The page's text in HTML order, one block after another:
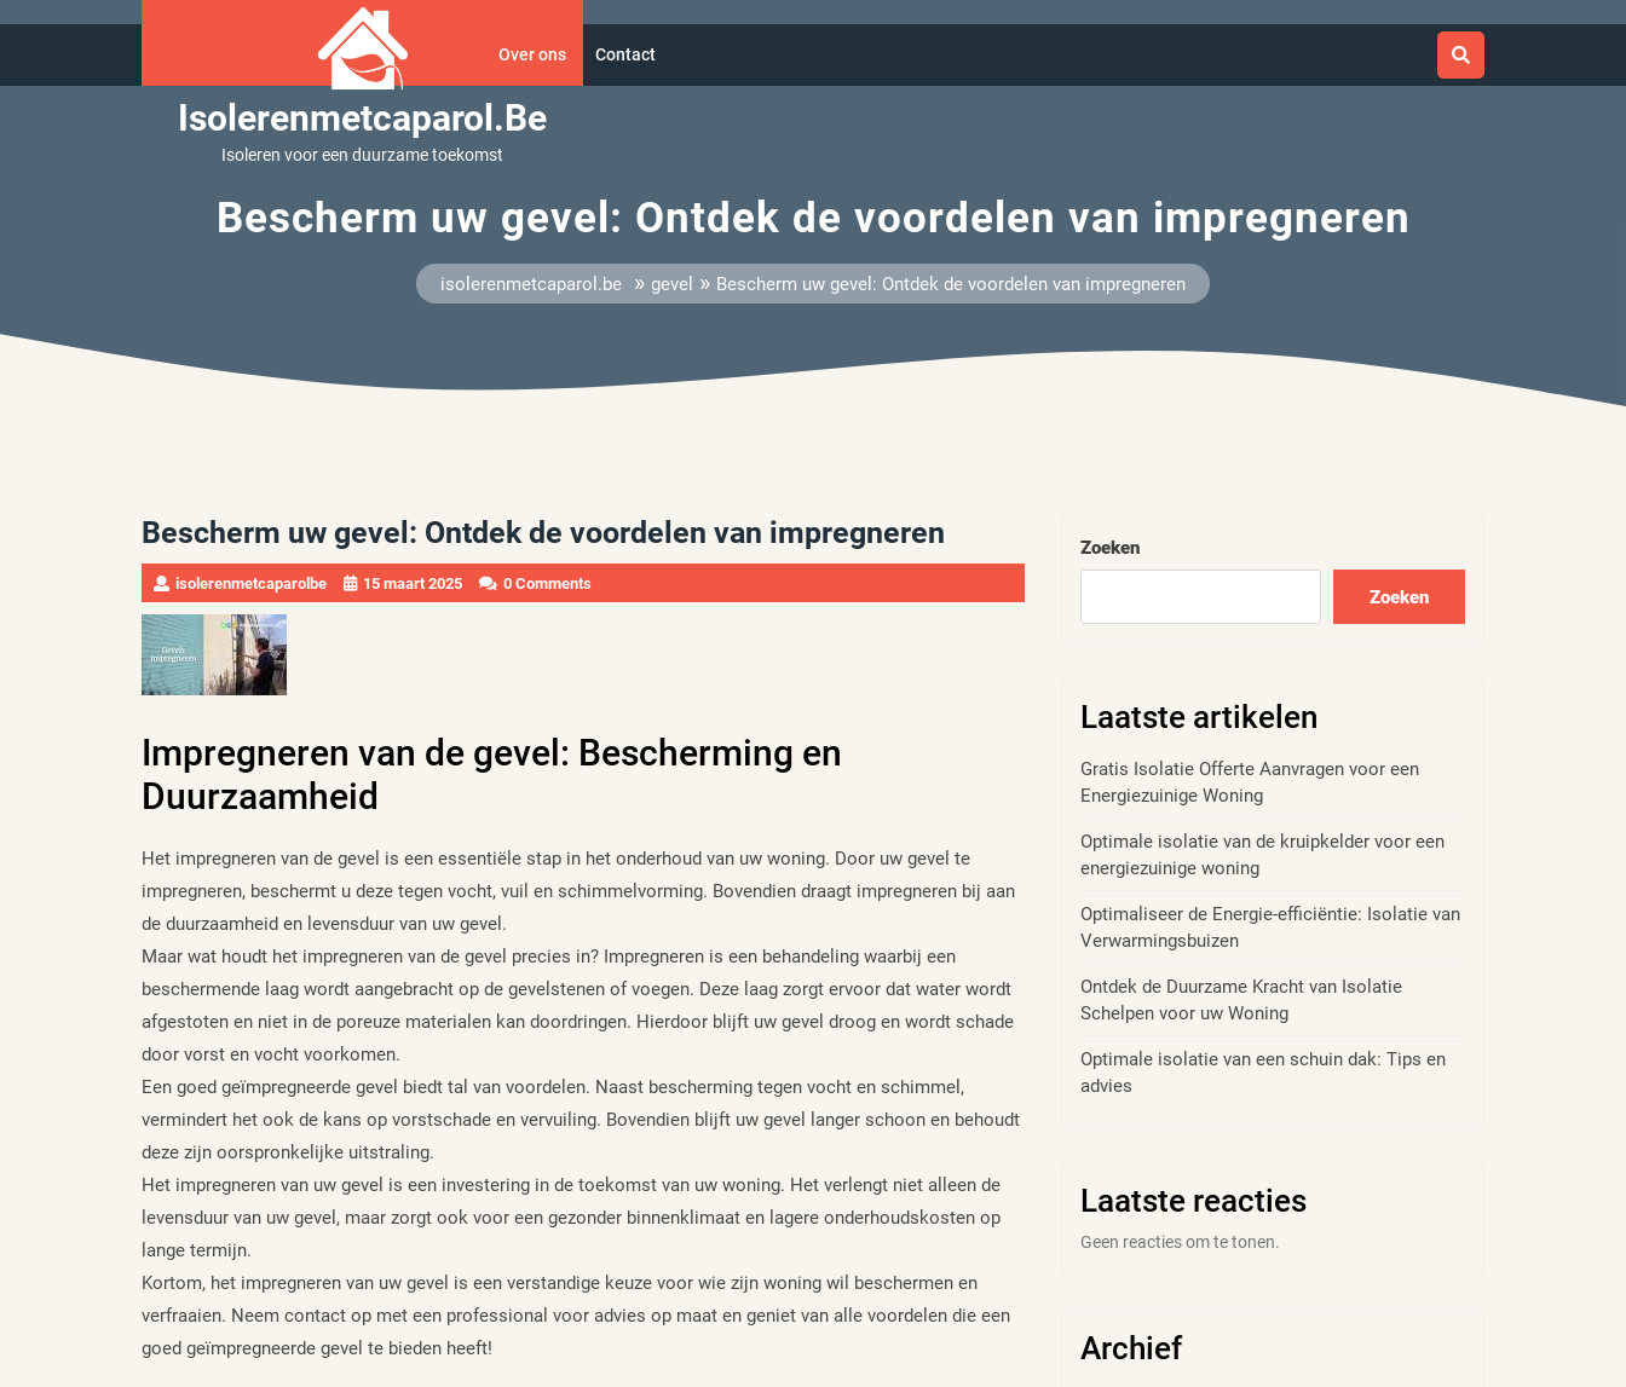
Isolerenmetcaparol.be
Isoleren voor een duurzame toekomst
Over ons Contact
Bescherm uw gevel: Ontdek de voordelen van impregneren
isolerenmetcaparol.be » gevel » Bescherm uw gevel: Ontdek de voordelen van impregneren
Bescherm uw gevel: Ontdek de voordelen van impregneren
isolerenmetcaparolbe 15 maart 2025 0 Comments
Impregneren van de gevel: Bescherming en
Duurzaamheid
Het impregneren van de gevel is een essentiële stap in het onderhoud van uw woning. Door uw gevel te
impregneren, beschermt u deze tegen vocht, vuil en schimmelvorming. Bovendien draagt impregneren bij aan
de duurzaamheid en levensduur van uw gevel.
Maar wat houdt het impregneren van de gevel precies in? Impregneren is een behandeling waarbij een
beschermende laag wordt aangebracht op de gevelstenen of voegen. Deze laag zorgt ervoor dat water wordt
afgestoten en niet in de poreuze materialen kan doordringen. Hierdoor blijft uw gevel droog en wordt schade
door vorst en vocht voorkomen.
Een goed geïmpregneerde gevel biedt tal van voordelen. Naast bescherming tegen vocht en schimmel,
vermindert het ook de kans op vorstschade en vervuiling. Bovendien blijft uw gevel langer schoon en behoudt
deze zijn oorspronkelijke uitstraling.
Het impregneren van uw gevel is een investering in de toekomst van uw woning. Het verlengt niet alleen de
levensduur van uw gevel, maar zorgt ook voor een gezonder binnenklimaat en lagere onderhoudskosten op
lange termijn.
Kortom, het impregneren van uw gevel is een verstandige keuze voor wie zijn woning wil beschermen en
verfraaien. Neem contact op met een professional voor advies op maat en geniet van alle voordelen die een
goed geïmpregneerde gevel te bieden heeft!
Zoeken
Zoeken
Laatste artikelen
Gratis Isolatie Offerte Aanvragen voor een
Energiezuinige Woning
Optimale isolatie van de kruipkelder voor een
energiezuinige woning
Optimaliseer de Energie-efficiëntie: Isolatie van
Verwarmingsbuizen
Ontdek de Duurzame Kracht van Isolatie
Schelpen voor uw Woning
Optimale isolatie van een schuin dak: Tips en
advies
Laatste reacties
Geen reacties om te tonen.
Archief